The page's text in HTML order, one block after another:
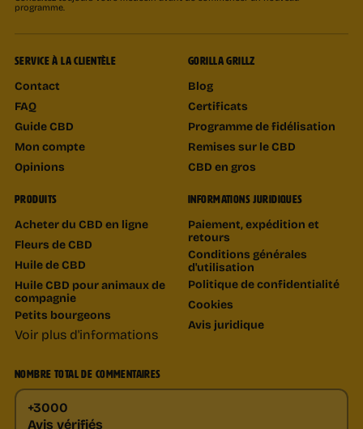
programme.
SERVICE À LA CLIENTÈLE
Contact
FAQ
Guide CBD
Mon compte
Opinions
GORILLA GRILLZ
Blog
Certificats
Programme de fidélisation
Remises sur le CBD
CBD en gros
PRODUITS
Acheter du CBD en ligne
Fleurs de CBD
Huile de CBD
Huile CBD pour animaux de
compagnie
Petits bourgeons
Voir plus d'informations
INFORMATIONS JURIDIQUES
Paiement, expédition et
retours
Conditions générales
d'utilisation
Politique de confidentialité
Cookies
Avis juridique
NOMBRE TOTAL DE COMMENTAIRES
+3000
Avis vérifiés